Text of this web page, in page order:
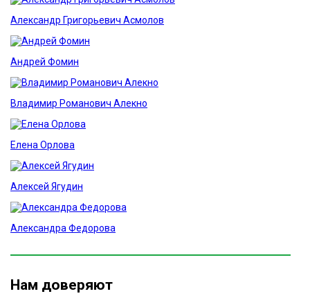
Александр Григорьевич Асмолов
Андрей Фомин
Владимир Романович Алекно
Елена Орлова
Алексей Ягудин
Александра Федорова
Нам доверяют